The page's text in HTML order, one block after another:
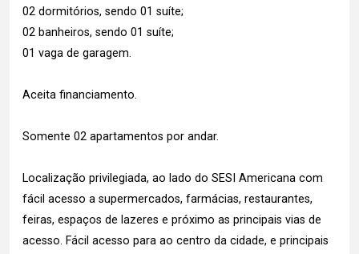
02 dormitórios, sendo 01 suíte;
02 banheiros, sendo 01 suíte;
01 vaga de garagem.
Aceita financiamento.
Somente 02 apartamentos por andar.
Localização privilegiada, ao lado do SESI Americana com
fácil acesso a supermercados, farmácias, restaurantes,
feiras, espaços de lazeres e próximo as principais vias de
acesso. Fácil acesso para ao centro da cidade, e principais